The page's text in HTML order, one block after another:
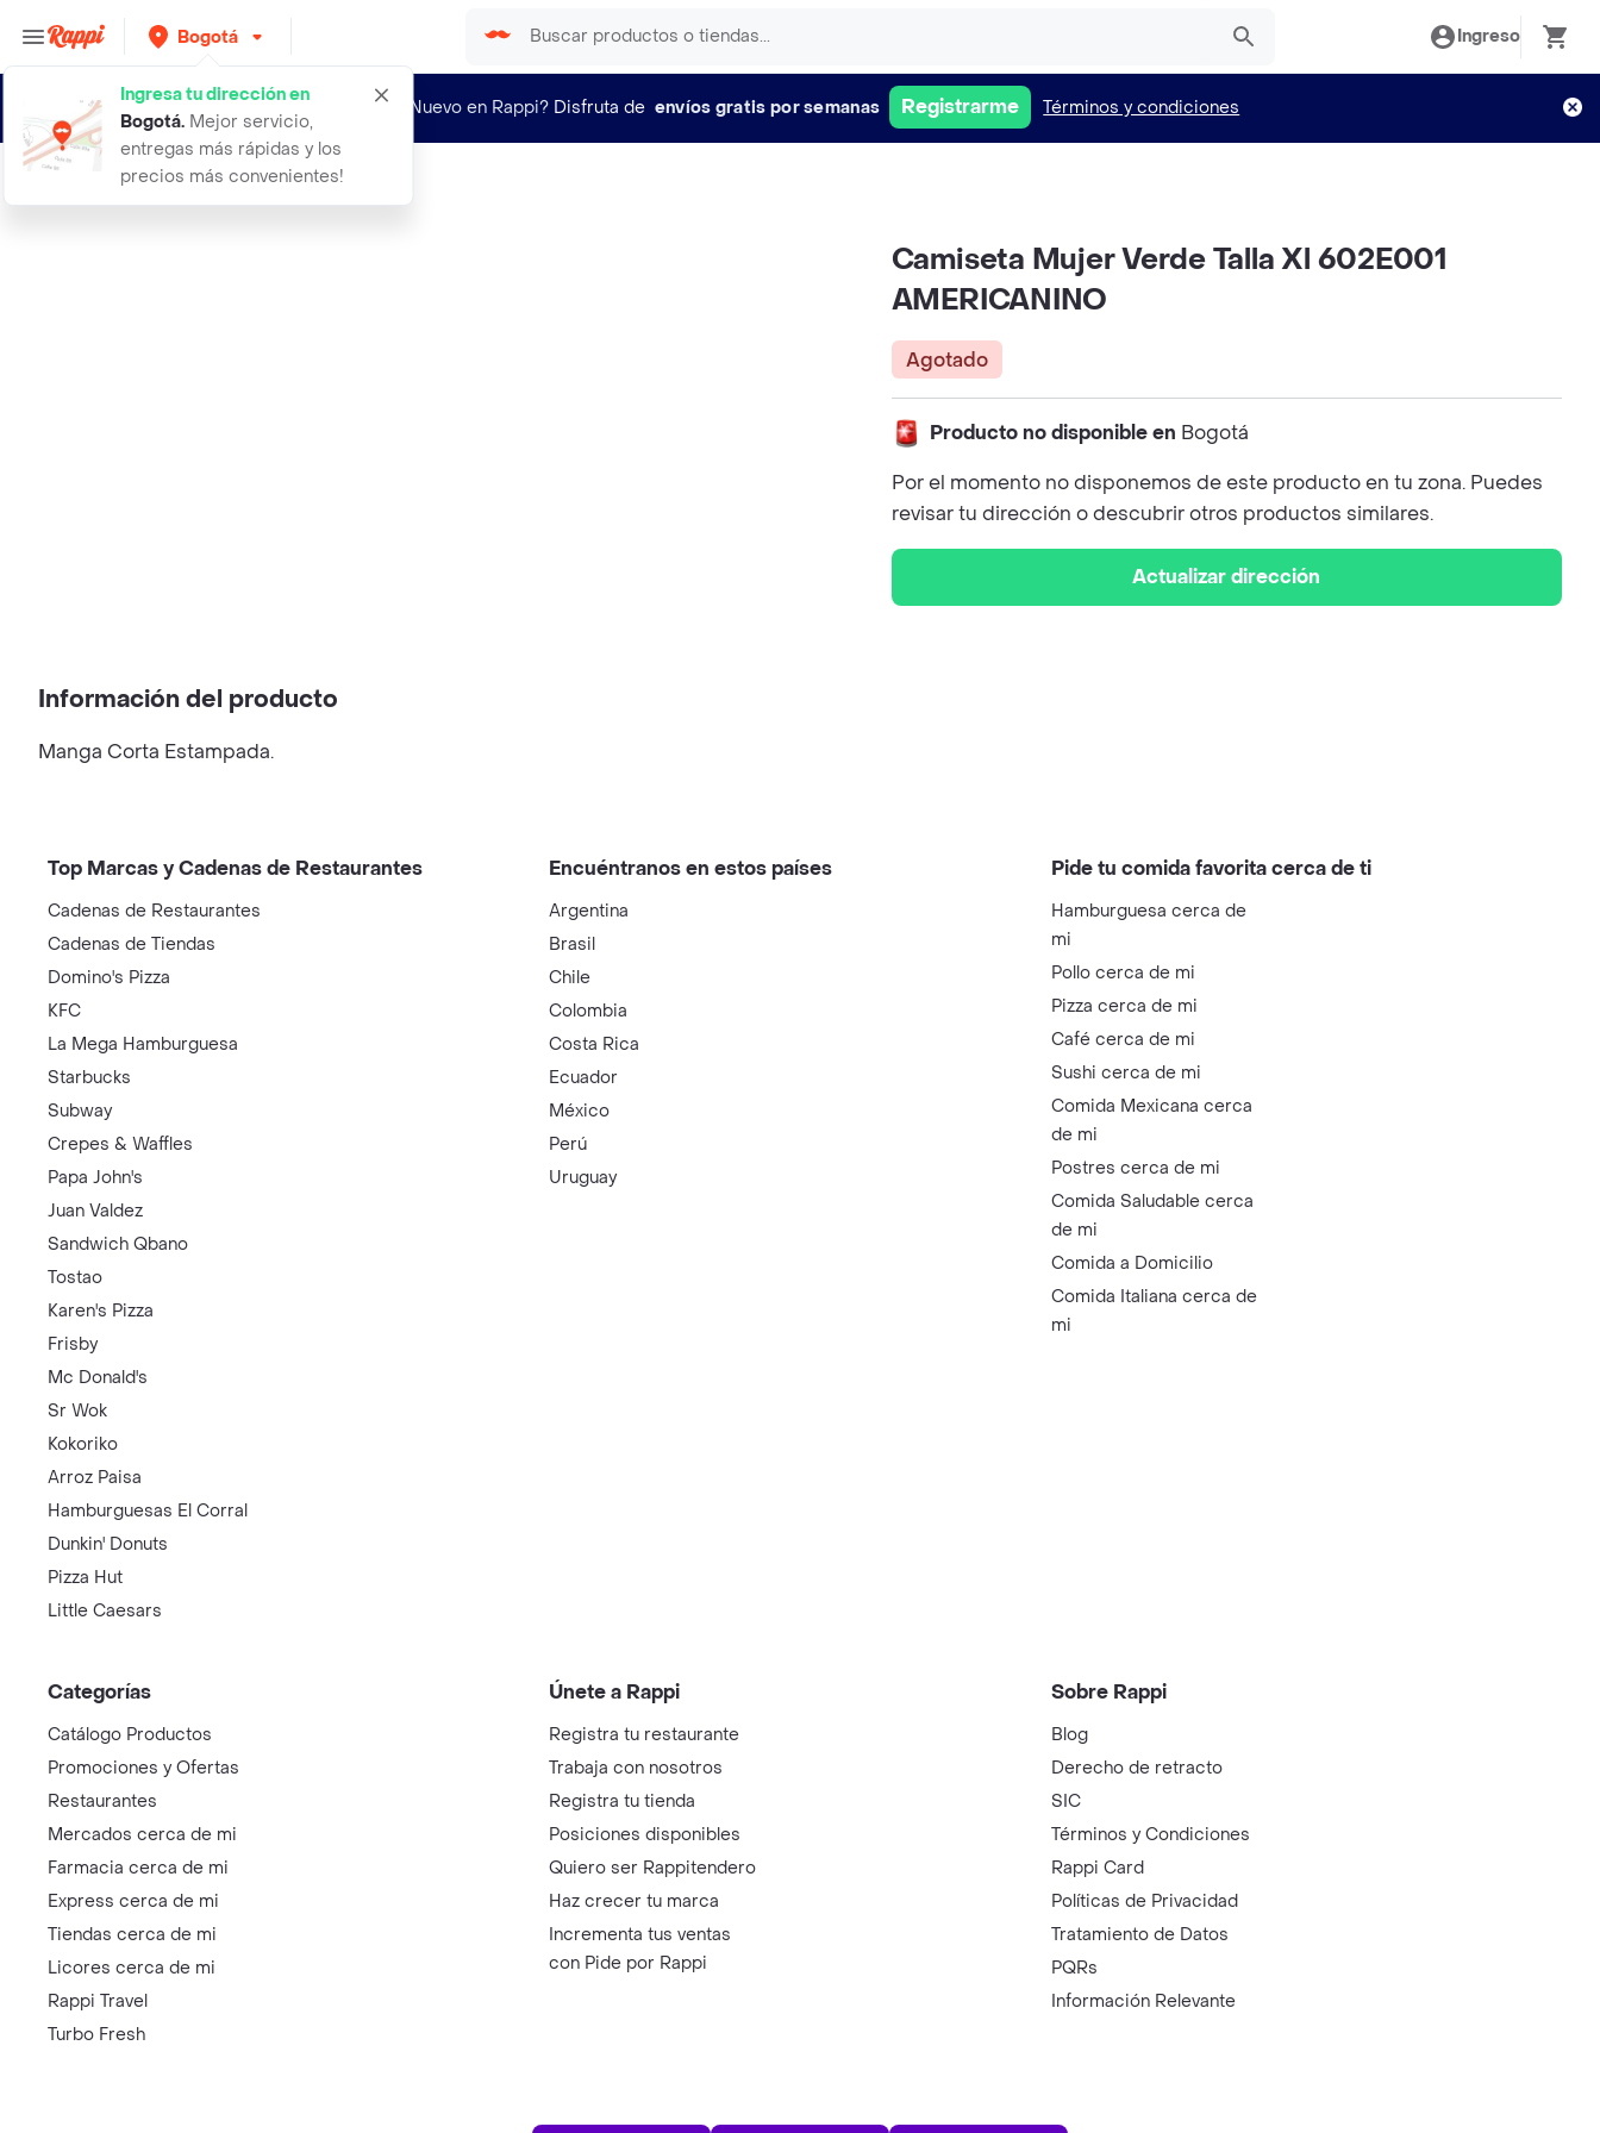
Bogotá
Ingresa tu dirección en
Bogotá. Mejor servicio,
entregas más rápidas y los
precios más convenientes!
Ingreso
¿Nuevo en Rappi? Disfruta de envíos gratis por semanas Registrarme Términos y condiciones
camiseta mujer verde talla xl 602e0
Camiseta Mujer Verde Talla Xl 602E001
AMERICANINO
Agotado
Producto no disponible en Bogotá
Por el momento no disponemos de este producto en tu zona. Puedes
revisar tu dirección o descubrir otros productos similares.
Actualizar dirección
Información del producto
Manga Corta Estampada.
Top Marcas y Cadenas de Restaurantes
Cadenas de Restaurantes
Cadenas de Tiendas
Domino's Pizza
KFC
La Mega Hamburguesa
Starbucks
Subway
Crepes & Waffles
Papa John's
Juan Valdez
Sandwich Qbano
Tostao
Karen's Pizza
Frisby
Mc Donald's
Sr Wok
Kokoriko
Arroz Paisa
Hamburguesas El Corral
Dunkin' Donuts
Pizza Hut
Little Caesars
Encuéntranos en estos países
Argentina
Brasil
Chile
Colombia
Costa Rica
Ecuador
México
Perú
Uruguay
Pide tu comida favorita cerca de ti
Hamburguesa cerca de
mi
Pollo cerca de mi
Pizza cerca de mi
Café cerca de mi
Sushi cerca de mi
Comida Mexicana cerca
de mi
Postres cerca de mi
Comida Saludable cerca
de mi
Comida a Domicilio
Comida Italiana cerca de
mi
Categorías
Catálogo Productos
Promociones y Ofertas
Restaurantes
Mercados cerca de mi
Farmacia cerca de mi
Express cerca de mi
Tiendas cerca de mi
Licores cerca de mi
Rappi Travel
Turbo Fresh
Únete a Rappi
Registra tu restaurante
Trabaja con nosotros
Registra tu tienda
Posiciones disponibles
Quiero ser Rappitendero
Haz crecer tu marca
Incrementa tus ventas
con Pide por Rappi
Sobre Rappi
Blog
Derecho de retracto
SIC
Términos y Condiciones
Rappi Card
Políticas de Privacidad
Tratamiento de Datos
PQRs
Información Relevante